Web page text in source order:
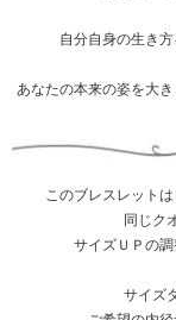
自分自身の生き
あなたの本来の姿を大
このブレスレット
同じク
サイズＵＰの
サイズ